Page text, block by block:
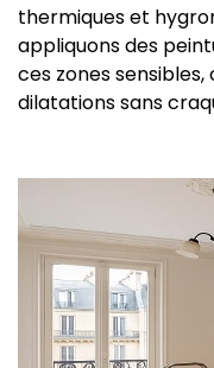
thermiques et
appliquons des
ces zones
dilatations sans